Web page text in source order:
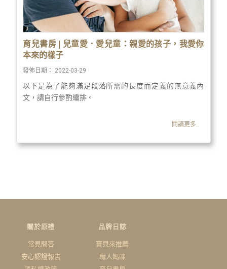
育兒書房 | 兒童愛．愛兒童：親愛的孩子，我愛你
本來的樣子
發佈日期： 2022-03-29
以下是為了能夠滿足段落所需的長度而定義的無意義內
文，請自行參酌編排。
閱讀更多..
關於原禮
常見問答
安心認證報告
品牌日誌
寶貝來推薦
職人媽咪